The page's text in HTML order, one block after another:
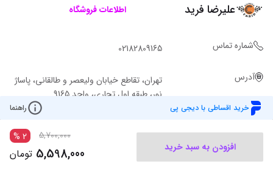
خرید اقساطی با دیجی پی راهنما
افزودن به سبد خرید
5,700,000
2
%
5,598,000 تومان
علیرضا فرید اطلاعات فروشگاه
شماره تماس 02182809165
آدرس
تهران، تقاطع خیابان ولیعصر و طالقانی، پاساژ
نور، طبقه اول تجاری، واحد 9165